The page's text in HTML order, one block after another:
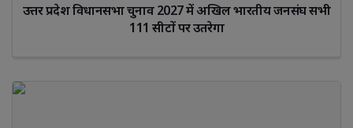
उत्तर प्रदेश विधानसभा चुनाव 2027 में अखिल भारतीय जनसंघ सभी
111 सीटों पर उतरेगा